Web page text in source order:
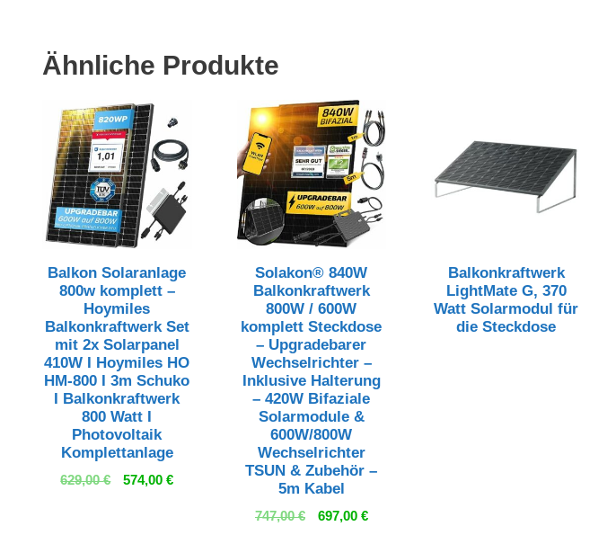
Ähnliche Produkte
Balkon Solaranlage
800w komplett –
Hoymiles
Balkonkraftwerk Set
mit 2x Solarpanel
410W I Hoymiles HO
HM-800 I 3m Schuko
I Balkonkraftwerk
800 Watt I
Photovoltaik
Komplettanlage
629,00€
Ursprünglicher
574,00€Aktueller
Solakon® 840W
Balkonkraftwerk
800W / 600W
komplett Steckdose
– Upgradebarer
Wechselrichter –
Inklusive Halterung
– 420W Bifaziale
Solarmodule &
600W/800W
Wechselrichter
TSUN & Zubehör –
5m Kabel
747,00€
Ursprünglicher
697,00 €Aktueller
Balkonkraftwerk
LightMate G, 370
Watt Solarmodul für
die Steckdose